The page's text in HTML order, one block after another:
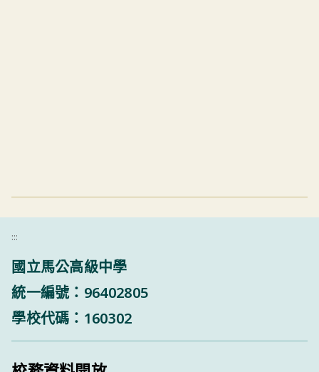
:::
國立馬公高級中學
統一編號：96402805
學校代碼：160302